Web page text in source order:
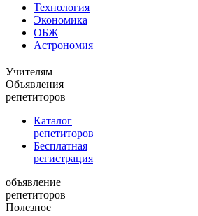
Технология
Экономика
ОБЖ
Астрономия
Учителям
Объявления
репетиторов
Каталог
репетиторов
Бесплатная
регистрация
объявление
репетиторов
Полезное